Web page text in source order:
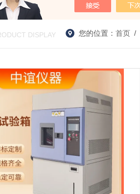
DISPLAY 您的位置： 首页/